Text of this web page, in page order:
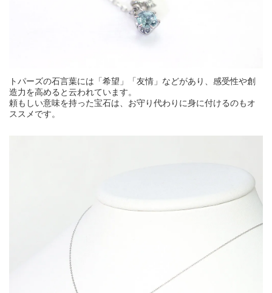
トパーズの石言葉には「希望」「友情」などがあり、感受性や創
造力を高めると云われています。
頼もしい意味を持った宝石は、お守り代わりに身に付けるのもオ
ススメです。